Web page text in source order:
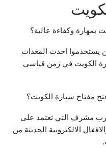
بمهارة وكفاءة عالية؟
يستخدموا احدث المعدات
الكويت في زمن قياسي
مفتاح سيارة الكويت؟
مشرف التي تعتمد على
الالكترونية الحديثة من